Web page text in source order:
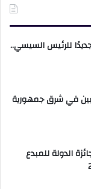
جديدًا للرئيس السيسي..
في شرق جمهورية
الدولة للمبدع